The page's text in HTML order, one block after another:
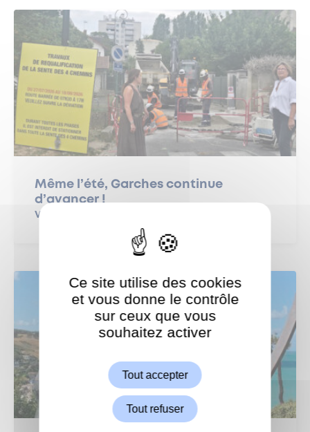
Même l’été, Garches continue
d’avancer !
Vendredi 8 août 2026
ShareThis est désactivé.
Ce site utilise des cookies
et vous donne le contrôle
sur ceux que vous
souhaitez activer
Tout accepter
Tout refuser